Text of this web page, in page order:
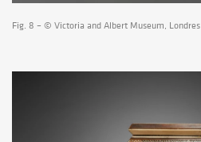
Fig. 8 – © Victoria and Albert Museum, Londres